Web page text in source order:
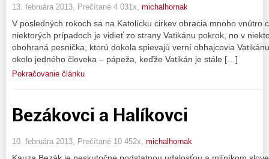
13. februára 2013, Prečítané 4 031x, michalhornak
V posledných rokoch sa na Katolícku cirkev obracia mnoho vnútro
niektorých prípadoch je vidieť zo strany Vatikánu pokrok, no v
obohraná pesnička, ktorú dokola spievajú verní obhajcovia
okolo jedného človeka – pápeža, keďže Vatikán je stále […]
Pokračovanie článku
Bezákovci a Halíkovci
10. februára 2013, Prečítané 10 452x, michalhornak